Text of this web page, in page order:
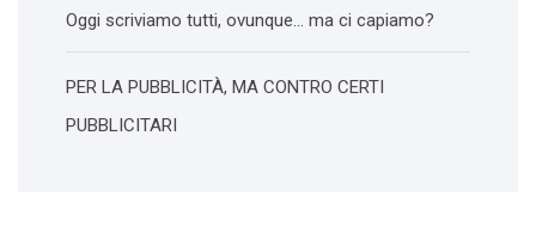
Oggi scriviamo tutti, ovunque… ma ci capiamo?
PER LA PUBBLICITÀ, MA CONTRO CERTI
PUBBLICITARI